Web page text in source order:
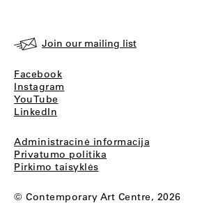
Join our mailing list
Facebook
Instagram
YouTube
LinkedIn
Administracinė informacija
Privatumo politika
Pirkimo taisyklės
© Contemporary Art Centre, 2026